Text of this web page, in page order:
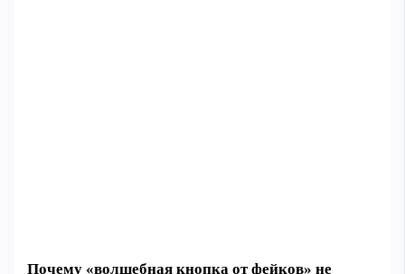
Почему «волшебная кнопка от фейков» не